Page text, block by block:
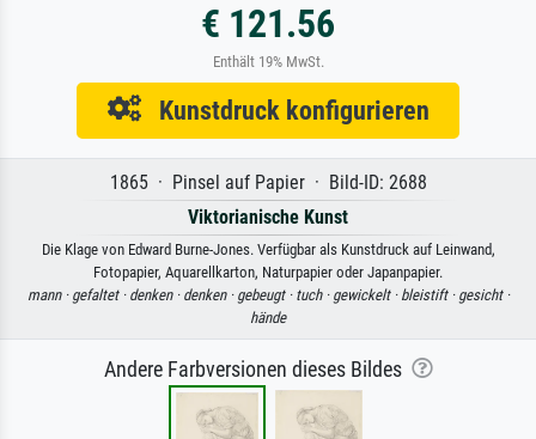
€ 121.56
Enthält 19% MwSt.
Kunstdruck konfigurieren
1865 · Pinsel auf Papier · Bild-ID: 2688
Viktorianische Kunst
Die Klage von Edward Burne-Jones. Verfügbar als Kunstdruck auf Leinwand,
Fotopapier, Aquarellkarton, Naturpapier oder Japanpapier.
mann · gefaltet · denken · denken · gebeugt · tuch · gewickelt · bleistift · gesicht ·
hände
Andere Farbversionen dieses Bildes